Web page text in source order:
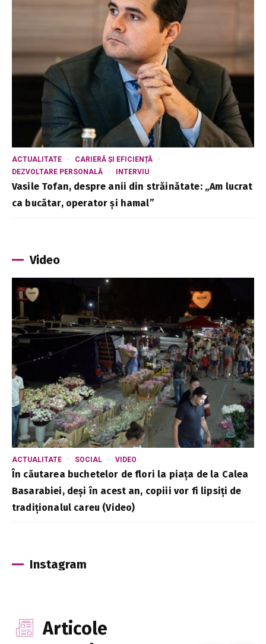
ACTUALITATE
CARIERĂ ȘI EFICIENȚĂ
DEZVOLTARE PERSONALĂ
INTERVIU
Vasile Tofan, despre anii din străinătate: „Am lucrat
ca bucătar, operator și hamal”
Video
ACTUALITATE SOCIAL VIDEO
În căutarea buchetelor de flori la piața de la Calea
Basarabiei, deși în acest an, copiii vor fi lipsiți de
tradiționalul careu (Video)
Instagram
Articole